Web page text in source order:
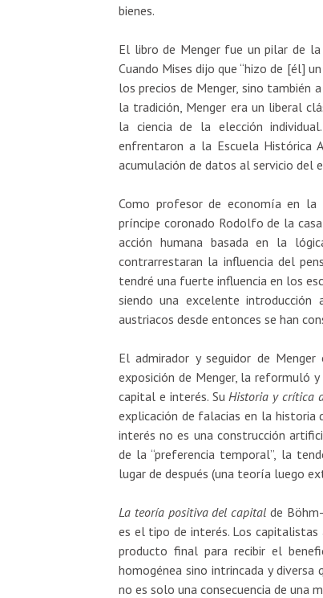
bienes.
El libro de Menger fue un pilar de la
Cuando Mises dijo que “hizo de [él]
los precios de Menger, sino también
la tradición, Menger era un liberal
la ciencia de la elección
enfrentaron a la Escuela Histórica
acumulación de datos al servicio del
Como profesor de economía en
príncipe coronado Rodolfo de la
acción humana basada en la
contrarrestaran la influencia del
tendré una fuerte influencia en los
siendo una excelente
austriacos desde entonces se han
El admirador y seguidor de
exposición de Menger, la reformuló
capital e interés. Su Historia y crítica
explicación de falacias en la historia
interés no es una construcción
de la “preferencia temporal”, la
lugar de después (una teoría luego
La teoría positiva del capital de
es el tipo de interés. Los capitalistas
producto final para recibir el
homogénea sino intrincada y
no es solo una consecuencia de una